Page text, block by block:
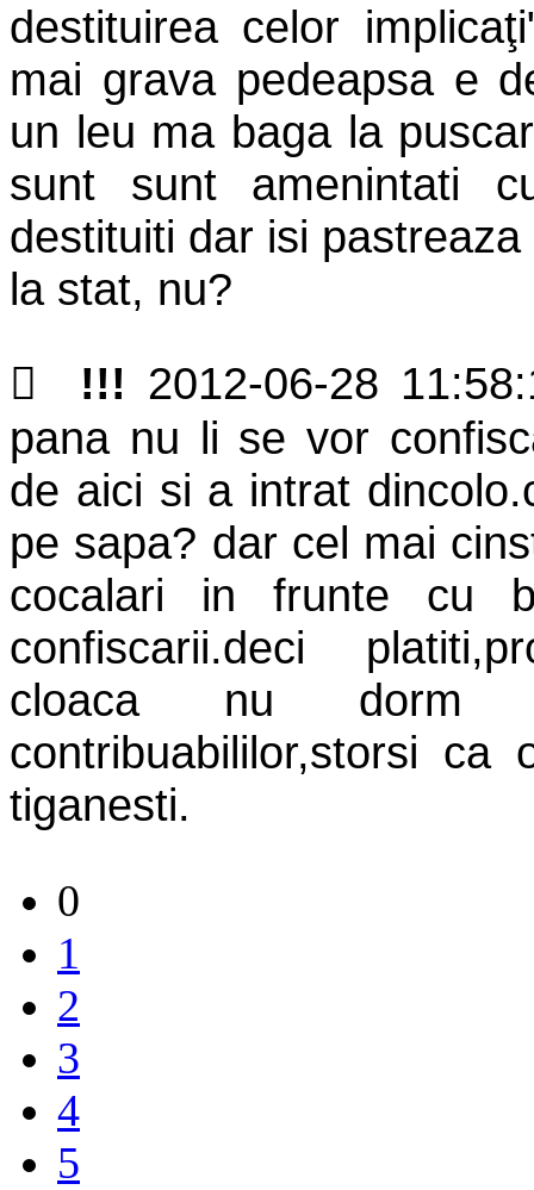
destituirea celor
mai grava pedeapsa e
un leu ma baga la
sunt sunt amenintati
destituiti dar isi
la stat, nu?

!!! 2012-06-28
pana nu li se vor
de aici si a intrat
pe sapa? dar cel mai
cocalari in frunte cu
confiscarii.deci
cloaca nu dorm
contribuabililor,storsi ca
tiganesti.
0
1
2
3
4
5